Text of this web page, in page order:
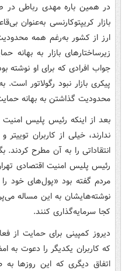
بازار کریپتوکارنسی به‌عنوان
ارز از کشور به‌رغم همه
زیرساختارهای بازار به
جواب افرادی که برای او
پیکری بازار نبود رگولاتور
محدودیت گذاشتن به بهانه
بعد از اینکه رئیس پلیس امنیت
ندارند، خیلی از کاربران
انتقاداتی را به آن مطرح
رئیس پلیس امنیت اقتصادی
مردم گفته بود «پول‌های خود
نوشته‌هایشان به این مساله
کجا سرمایه‌گذاری کنند.
دیروز کمپینی برای حمایت از
که کاربران یکدیگر را دعوت به
اتفاق دیگری که این روزها به